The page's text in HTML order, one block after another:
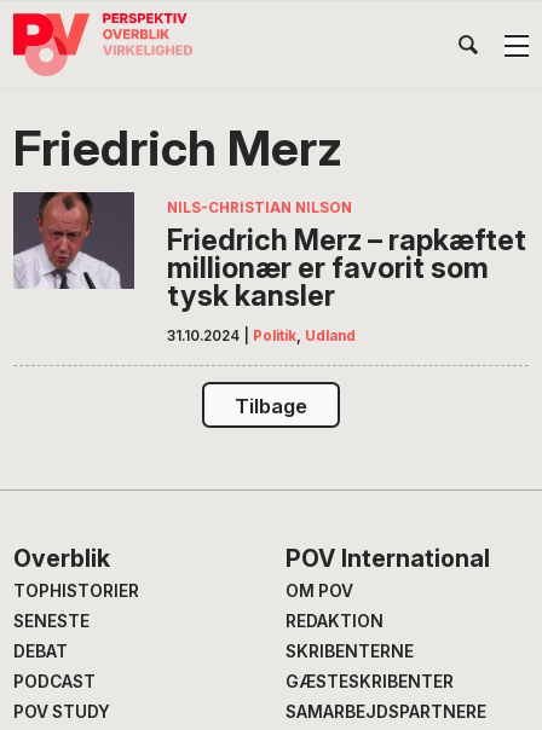
Gå
direkte
navigation
Skip
indhold
Gå
direkte
POV
International
Friedrich Merz
NILS-CHRISTIAN NILSON
Friedrich Merz – rapkæftet
millionær er favorit som
tysk kansler
31.10.2024 Politik, Udland
Tilbage
Footer
Overblik
TOPHISTORIER
SENESTE
DEBAT
PODCAST
POV STUDY
POV International
OM POV
REDAKTION
SKRIBENTERNE
GÆSTESKRIBENTER
SAMARBEJDSPARTNERE